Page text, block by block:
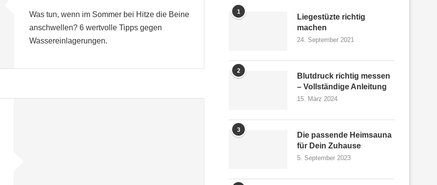
Was tun, wenn im Sommer bei Hitze die Beine
anschwellen? 6 wertvolle Tipps gegen
Wassereinlagerungen.
1
Liegestüzte richtig
machen
24. September 2021
2
Blutdruck richtig messen
– Vollständige Anleitung
15. März 2024
3
Die passende Heimsauna
für Dein Zuhause
5. September 2023